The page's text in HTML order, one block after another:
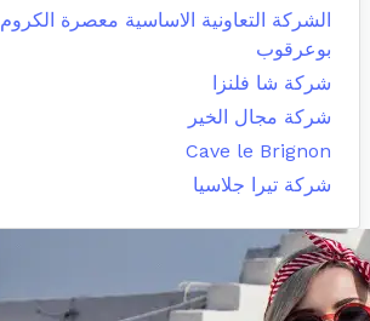
الشركة التعاونية الاساسية معصرة الكروم
بوعرقوب
شركة شا فلنزا
شركة مجال الخير
Cave le Brignon
شركة تيرا جلاسيا